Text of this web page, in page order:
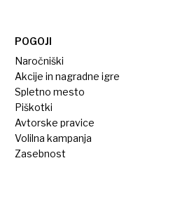
POGOJI
Naročniški
Akcije in nagradne igre
Spletno mesto
Piškotki
Avtorske pravice
Volilna kampanja
Zasebnost